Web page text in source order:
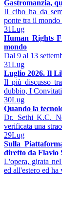
Gastromanzia,
Il cibo ha da
ponte tra il
31Lug
Human Rights
mondo
Dal 9 al 13
31Lug
Luglio 2026. Il
Il più discusso
dubbio, I
30Lug
Quando la
Dr. Sethi K.C.
verificata una
29Lug
Sulla
diretto da Flavio
L'opera, girata
ed all'estero ed ha